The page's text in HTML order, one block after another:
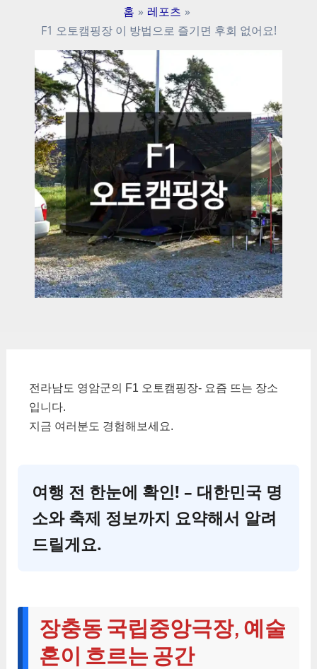
홈
레포츠
F1 오토캠핑장 이 방법으로 즐기면 후회 없어요!
전라남도 영암군의 F1 오토캠핑장- 요즘 뜨는 장소
입니다.
지금 여러분도 경험해보세요.
여행 전 한눈에 확인! – 대한민국 명
소와 축제 정보까지 요약해서 알려
드릴게요.
장충동 국립중앙극장, 예술
혼이 흐르는 공간